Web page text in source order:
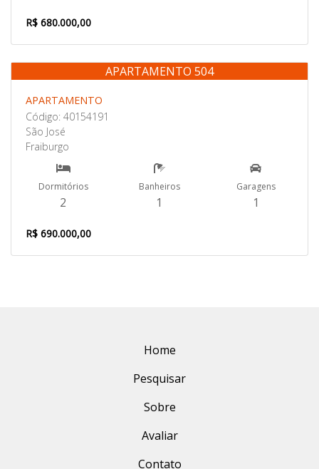
R$ 680.000,00
Venda
APARTAMENTO 504
APARTAMENTO
Código: 40154191
São José
Fraiburgo
Dormitórios
2
Banheiros
1
Garagens
1
R$ 690.000,00
Home
Pesquisar
Sobre
Avaliar
Contato